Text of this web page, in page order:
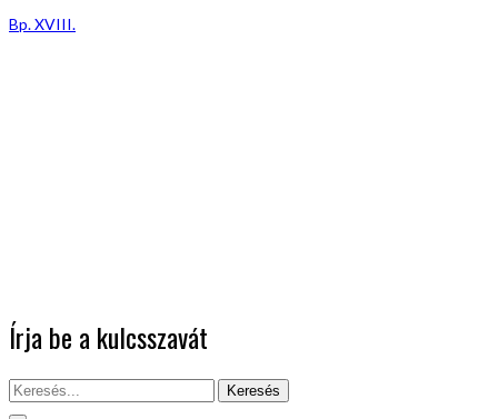
Bp. XVIII.
Írja be a kulcsszavát
Keresés